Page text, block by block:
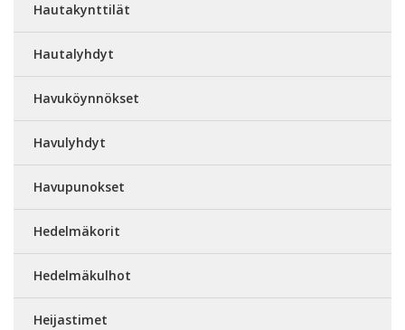
Hautakynttilät
Hautalyhdyt
Havuköynnökset
Havulyhdyt
Havupunokset
Hedelmäkorit
Hedelmäkulhot
Heijastimet